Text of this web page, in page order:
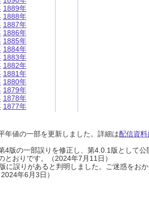
1889年
1888年
1887年
1886年
1885年
1884年
1883年
1882年
1881年
1880年
1879年
1878年
1877年
年値の一部を更新しました。詳細は配信資料
版の一部誤りを修正し、第4.0.1版として
とおりです。（2024年7月11日）
に誤りがあると判明しました。ご迷惑をお
年6月3日）